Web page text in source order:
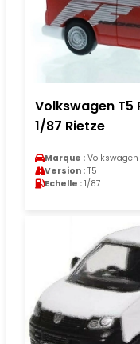
Volkswagen T5
1/87 Rietze
Marque : Volkswagen
Version : T5
Echelle : 1/87